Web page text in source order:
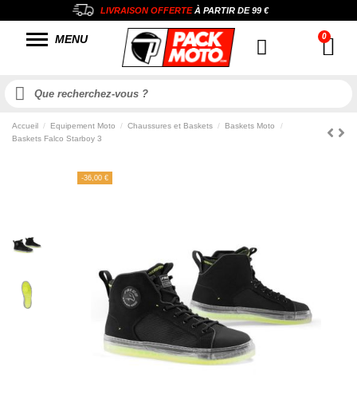
LIVRAISON OFFERTEÀ PARTIR DE99 €
MENU
Accueil Equipement Moto Chaussures et Baskets
Baskets Moto
Baskets Falco Starboy 3
-36,00 €